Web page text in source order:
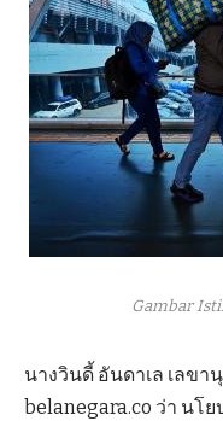
Gambar
นางวินดี้ อันดาเล เลขา
belanegara.co ว่า นโ